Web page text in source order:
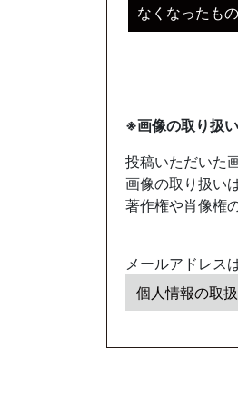
なくなったも
※画像の取り扱
投稿いただいた
画像の取り扱い
著作権や肖像権
メールアドレス
個人情報の取